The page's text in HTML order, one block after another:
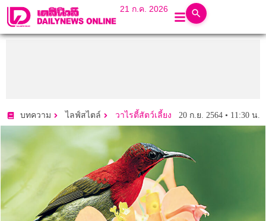
21 ก.ค. 2026
บทความ ไลฟ์สไตล์ วาไรตี้สัตว์เลี้ยง 20 ก.ย. 2564 • 11:30 น.